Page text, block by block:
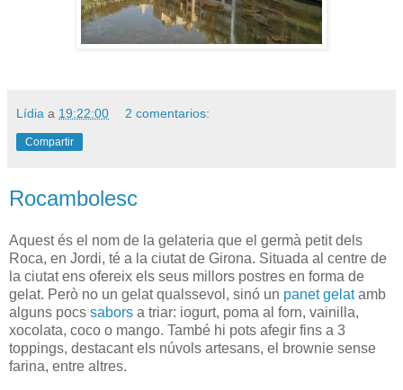
Lídia a 19:22:00 2 comentarios:
Compartir
Rocambolesc
Aquest és el nom de la gelateria que el germà petit dels
Roca, en Jordi, té a la ciutat de Girona. Situada al centre de
la ciutat ens ofereix els seus millors postres en forma de
gelat. Però no un gelat qualssevol, sinó un panet gelatamb
alguns pocs sabors a triar: iogurt, poma al forn, vainilla,
xocolata, coco o mango. També hi pots afegir fins a 3
toppings, destacant els núvols artesans, el brownie sense
farina, entre altres.